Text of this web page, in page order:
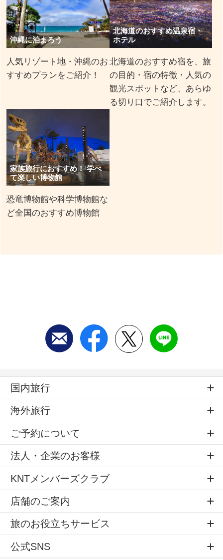
沖縄に泊まろう
人気リゾート地・沖縄のお
すすめプランをご紹介！
北海道のおすすめ温泉宿・
ホテル
北海道のおすすめ宿を、旅
の目的・宿の特徴・人気の
観光スポットなど、あらゆ
る切り口でご紹介します。
家族旅行におすすめ！ 学べ
て楽しい博物館
恐竜博物館や科学博物館な
ど全国のおすすめ博物館
国内旅行
海外旅行
ご予約について
法人・企業のお客様
KNTメンバーズクラブ
店舗のご案内
旅のお役立ちサービス
公式SNS